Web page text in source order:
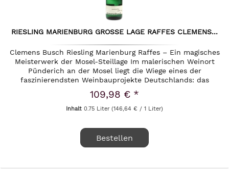
RIESLING MARIENBURG GROSSE LAGE RAFFES CLEMENS...
Clemens Busch Riesling Marienburg Raffes – Ein magisches
Meisterwerk der Mosel-Steillage Im malerischen Weinort
Pünderich an der Mosel liegt die Wiege eines der
faszinierendsten Weinbauprojekte Deutschlands: das
Weingut Clemens Busch....
109,98 € *
Inhalt0.75 Liter(146,64 € / 1 Liter)
Bestellen